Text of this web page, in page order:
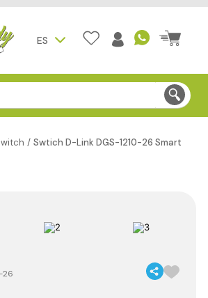
ES
Entregas en Bogotá en menos de 3
Switch
Swtich D-Link DGS-1210-26 Smart
26